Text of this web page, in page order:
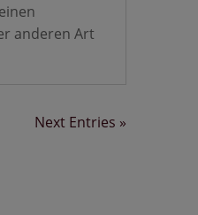
anderen Art
Next Entries »